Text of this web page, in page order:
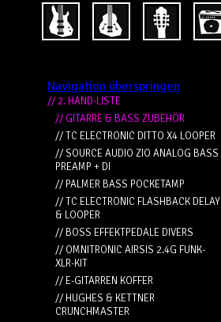
Navigation überspringen
// 2. HAND-LISTE
// GITARRE & BASS ZUBEHÖR
// TC ELECTRONIC DITTO X4 LOOPER
// SOURCE AUDIO ZIO ANALOG BASS
PREAMP + DI
// PALMER BASS POCKETAMP
// TC ELECTRONIC FLASHBACK DELAY
& LOOPER
// BOSS EFFEKTPEDALE DIVERS
// OMNITRONIC AIRSIS 2.4G FUNK-
XLR-KIT
// E-GITARREN KOFFER
// HUGHES & KETTNER
CRUNCHMASTER